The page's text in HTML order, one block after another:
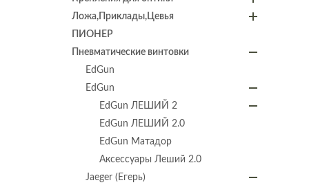
Ложа,Приклады,Цевья
ПИОНЕР
Пневматические винтовки
EdGun
EdGun
EdGun ЛЕШИЙ 2
EdGun ЛЕШИЙ 2.0
EdGun Матадор
Аксессуары Леший 2.0
Jaeger (Егерь)